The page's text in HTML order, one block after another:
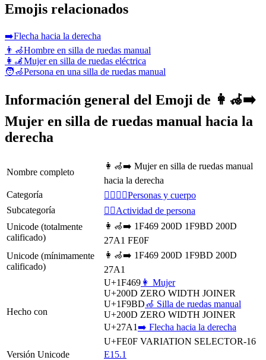
Emojis relacionados
➡️Flecha hacia la derecha
👨‍🦽Hombre en silla de ruedas manual
👩‍🦼Mujer en silla de ruedas eléctrica
🧑‍🦽Persona en una silla de ruedas manual
Información general del Emoji de 👩‍🦽‍➡️
Mujer en silla de ruedas manual hacia la
derecha
Nombre completo
👩‍🦽‍➡️ Mujer en silla de ruedas manual
hacia la derecha
Categoría
👩‍❤️‍💋‍👨Personas y cuerpo
Subcategoría
💆‍♂️Actividad de persona
Unicode (totalmente
calificado)
👩‍🦽‍➡️ 1F469 200D 1F9BD 200D
27A1 FE0F
Unicode (mínimamente
calificado)
👩‍🦽‍➡ 1F469 200D 1F9BD 200D
27A1
Hecho con
U+1F469 👩 Mujer
U+200D ZERO WIDTH JOINER
U+1F9BD🦽 Silla de ruedas manual
U+200D ZERO WIDTH JOINER
U+27A1➡️ Flecha hacia la derecha
U+FE0F VARIATION SELECTOR-16
Versión Unicode
E15.1